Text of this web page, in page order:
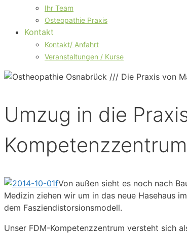
Ihr Team
Osteopathie Praxis
Kontakt
Kontakt/ Anfahrt
Veranstaltungen / Kurse
Umzug in die
Kompetenzzentrum
Von außen sieht es noch nach
Medizin ziehen wir um in das neue Hasehaus
dem Fasziendistorsionsmodell.
Unser FDM-Kompetenzzentrum versteht sich